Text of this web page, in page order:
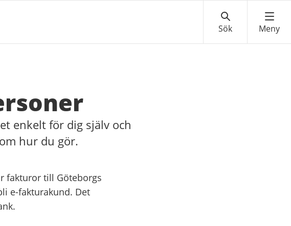
enkelt för dig själv och
hur du gör.
fakturor till Göteborgs
e-fakturakund. Det